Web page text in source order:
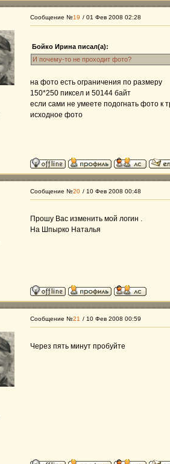
Сообщение №19 / 01 Фев 2008 02:28
Бойко Ирина писал(а):
И почему-то не проходит фото?
на фото есть ограничения по размеру
150*250 пиксел и 50144 байт
если сами не умеете подогнать фото
исходное фото
Сообщение №20 / 10 Фев 2008 00:48
Прошу Вас изменить мой логин .
На Шпырко Наталья
Сообщение №21 / 10 Фев 2008 00:59
Через пять минут пробуйте